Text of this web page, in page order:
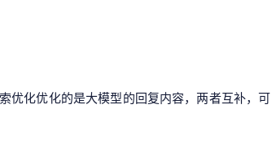
优化优化的是大模型的回复内容，两者互补，可